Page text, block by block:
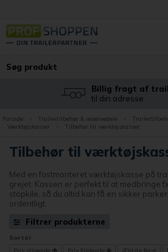
Billig fragt af
til din adresse
Forside Trailertilbehør & reservedele
Værktøjskasser
Tilbehør til værktøjskasser
Tilbehør til
Med en fastmonteret værktøjskasse på
grejet. Kassen er perfekt til at medbringe
stopkile, så du altid kan få en sikker
ordentligt.
Filtrer produkterne
Sortér